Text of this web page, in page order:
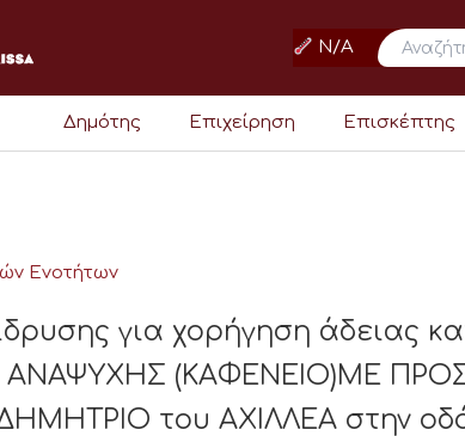
N/A
Δημότης Επιχείρηση Επισκέπτης
Ενοτήτων
για χορήγηση άδειας
ΑΝΑΨΥΧΗΣ (ΚΑΦΕΝΕΙΟ)ΜΕ
του ΑΧΙΛΛΕΑ στην